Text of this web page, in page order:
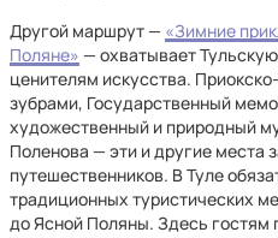
Другой маршрут — «Зимние
Поляне» — охватывает
ценителям искусства.
зубрами, Государственный
художественный и природный
Поленова — эти и другие места
путешественников. В Туле
традиционных туристических
до Ясной Поляны. Здесь гостям